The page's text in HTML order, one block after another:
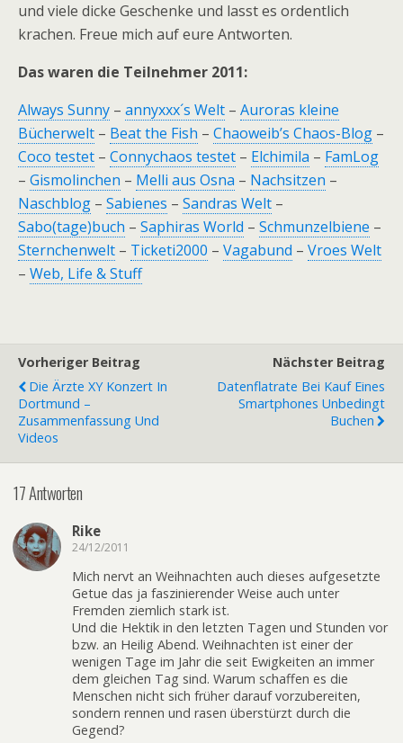
und viele dicke Geschenke und lasst es ordentlich
krachen. Freue mich auf eure Antworten.
Das waren die Teilnehmer 2011:
Always Sunny – annyxxx´s Welt – Auroras kleine
Bücherwelt – Beat the Fish – Chaoweib’s Chaos-Blog –
Coco testet – Connychaos testet – Elchimila – FamLog
– Gismolinchen – Melli aus Osna – Nachsitzen –
Naschblog – Sabienes – Sandras Welt –
Sabo(tage)buch – Saphiras World – Schmunzelbiene –
Sternchenwelt – Ticketi2000 – Vagabund – Vroes Welt
– Web, Life & Stuff
Vorheriger Beitrag
Die Ärzte XY Konzert In
Dortmund –
Zusammenfassung Und
Videos
Nächster Beitrag
Datenflatrate Bei Kauf Eines
Smartphones Unbedingt
Buchen
17 Antworten
Rike
24/12/2011
Mich nervt an Weihnachten auch dieses aufgesetzte
Getue das ja faszinierender Weise auch unter
Fremden ziemlich stark ist.
Und die Hektik in den letzten Tagen und Stunden vor
bzw. an Heilig Abend. Weihnachten ist einer der
wenigen Tage im Jahr die seit Ewigkeiten an immer
dem gleichen Tag sind. Warum schaffen es die
Menschen nicht sich früher darauf vorzubereiten,
sondern rennen und rasen überstürzt durch die
Gegend?